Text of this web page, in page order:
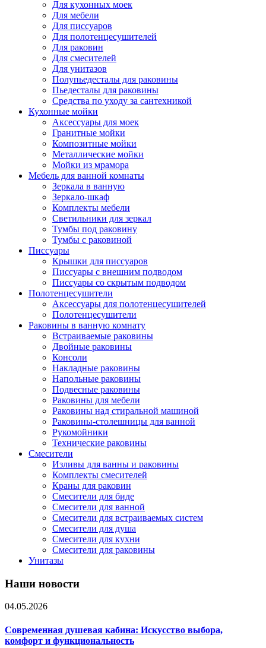
Для кухонных моек
Для мебели
Для писсуаров
Для полотенцесушителей
Для раковин
Для смесителей
Для унитазов
Полупьедесталы для раковины
Пьедесталы для раковины
Средства по уходу за сантехникой
Кухонные мойки
Аксессуары для моек
Гранитные мойки
Композитные мойки
Металлические мойки
Мойки из мрамора
Мебель для ванной комнаты
Зеркала в ванную
Зеркало-шкаф
Комплекты мебели
Светильники для зеркал
Тумбы под раковину
Тумбы с раковиной
Писсуары
Крышки для писсуаров
Писсуары с внешним подводом
Писсуары со скрытым подводом
Полотенцесушители
Аксессуары для полотенцесушителей
Полотенцесушители
Раковины в ванную комнату
Встраиваемые раковины
Двойные раковины
Консоли
Накладные раковины
Напольные раковины
Подвесные раковины
Раковины для мебели
Раковины над стиральной машиной
Раковины-столешницы для ванной
Рукомойники
Технические раковины
Смесители
Изливы для ванны и раковины
Комплекты смесителей
Краны для раковин
Смесители для биде
Смесители для ванной
Смесители для встраиваемых систем
Смесители для душа
Смесители для кухни
Смесители для раковины
Унитазы
Наши новости
04.05.2026
Современная душевая кабина: Искусство выбора,
комфорт и функциональность